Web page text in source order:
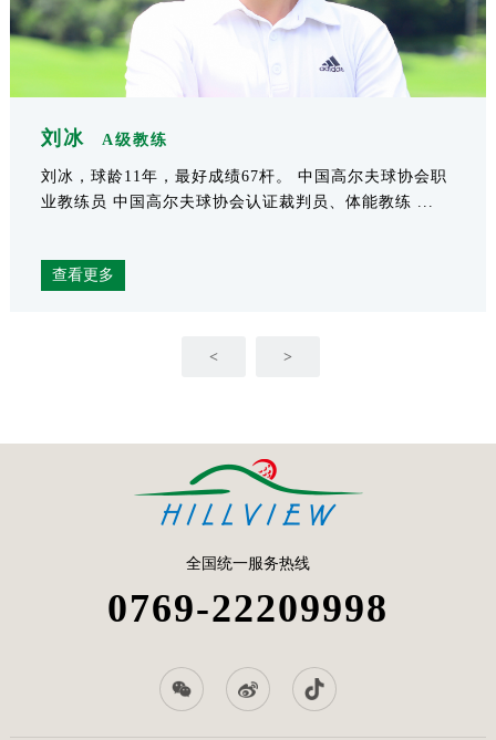
刘冰 A级教练
刘冰，球龄11年，最好成绩67杆。 中国高尔夫球协会职
查看更多
< >
全国统一服务热线
0769-22209998